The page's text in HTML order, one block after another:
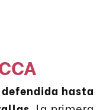
hasta